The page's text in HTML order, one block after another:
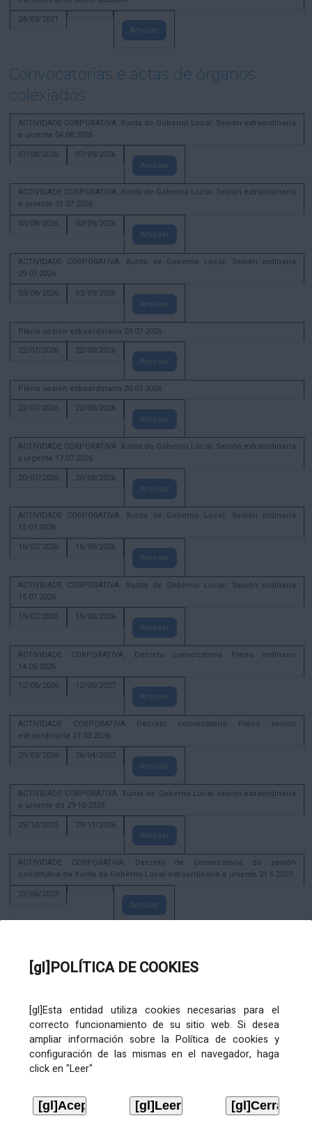
[gl]POLÍTICA DE COOKIES
[gl]Esta entidad utiliza cookies necesarias para el
correcto funcionamiento de su sitio web. Si desea
ampliar información sobre la Política de cookies y
configuración de las mismas en el navegador, haga
click en "Leer"
24/03/2021
Amosar
Convocatorias e actas de órganos
colexiados
ACTIVIDADE CORPORATIVA. Xunta de Goberno Local. Sesión extraordinaria
e urxente 04.08.2026
07/08/2026
07/09/2026
Amosar
ACTIVIDADE CORPORATIVA. Xunta de Goberno Local. Sesión extraordinaria
e urxente 31.07.2026
03/08/2026
03/09/2026
Amosar
ACTIVIDADE CORPORATIVA. Xunta de Goberno Local. Sesión ordinaria
29.07.2026
03/08/2026
03/09/2026
Amosar
Pleno sesión extraordinaria 20.07.2026
22/07/2026
22/08/2026
Amosar
Pleno sesión extraordinaria 20.07.2026
22/07/2026
22/08/2026
Amosar
ACTIVIDADE CORPORATIVA. Xunta de Goberno Local. Sesión extraordinaria
y urgente 17.07.2026
20/07/2026
20/08/2026
Amosar
ACTIVIDADE CORPORATIVA. Xunta de Goberno Local. Sesión ordinaria
15.07.2026
16/07/2026
16/08/2026
Amosar
ACTIVIDADE CORPORATIVA. Xunta de Goberno Local. Sesión ordinaria
15.07.2026
15/07/2026
15/08/2026
Amosar
ACTIVIDADE CORPORATIVA. Decreto convocatoria Pleno ordinario
14.05.2026
12/05/2026
12/05/2027
Amosar
ACTIVIDADE CORPORATIVA Decreto convocatoria Pleno sesión
extraordinaria 27.03.2026
25/03/2026
26/04/2027
Amosar
ACTIVIDADE CORPORATIVA. Xunta de Goberno Local sesión extraordinaria
e urxente do 29-10-2025
29/10/2025
29/11/2026
Amosar
ACTIVIDADE CORPORATIVA. Decreto de convocatoria da sesión
constitutiva da Xunta de Goberno Local extraordinaria e urxente 21.6.2023
22/06/2023
Amosar
Amosar
28/12/2020
Amosar
ACTIVIDADE CORPORATIVA. Extracto do Pleno ordinario de data 2.7.2020
ACTIVIDADE CORPORATIVA. Extracto da Xunta de Goberno Local de 17 de